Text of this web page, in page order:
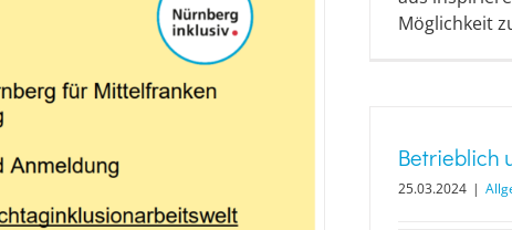
Möglichkeit
Betrieblich
25.03.2024 |